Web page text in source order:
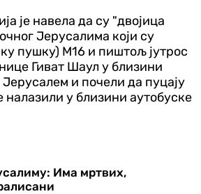
је навела да су "двојица
Јерусалима који су
пушку) М16 и пиштољ јутрос
Гиват Шаул у близини
и почели да пуцају
налазили у близини аутобуске
Има мртвих,